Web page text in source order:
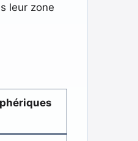
leur zone